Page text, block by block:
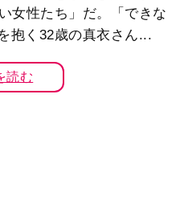
女性たち」だ。「できな
抱く32歳の真衣さん...
読む